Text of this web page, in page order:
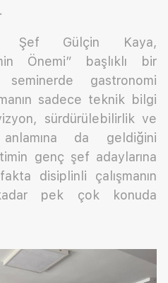
Şef Gülçin Kaya,
Önemi” başlıklı bir
gastronomi
sadece teknik bilgi
sürdürülebilirlik ve
da geldiğini
genç şef adaylarına
disiplinli çalışmanın
pek çok konuda